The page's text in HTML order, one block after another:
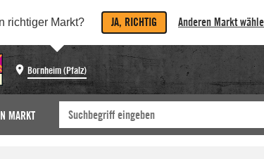
richtiger Markt? JA, RICHTIG Anderen Markt
Bornheim (Pfalz)
MARKT